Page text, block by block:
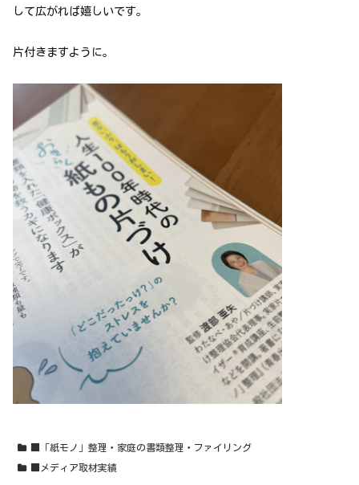
して広がれば嬉しいです。
片付きますように。
■「紙モノ」整理・家庭の書類整理・ファイリング
■メディア取材実績